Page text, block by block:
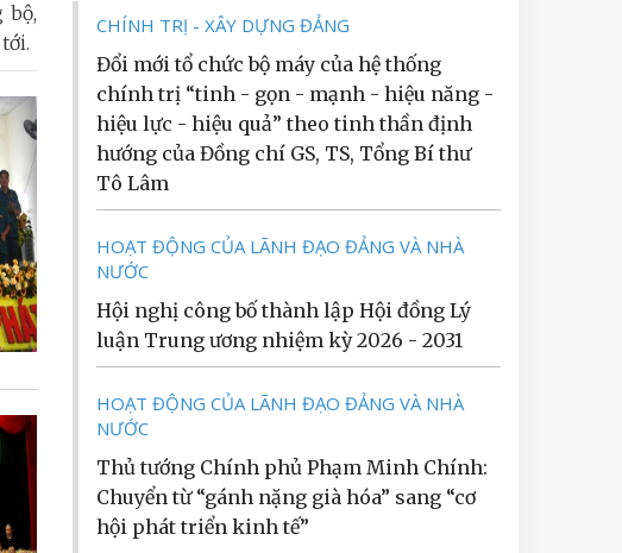
bộ,
CHÍNH TRỊ - XÂY DỰNG ĐẢNG
Đổi mới tổ chức bộ máy của hệ thống
chính trị “tinh - gọn - mạnh - hiệu năng -
hiệu lực - hiệu quả” theo tinh thần định
hướng của Đồng chí GS, TS, Tổng Bí thư
Tô Lâm
HOẠT ĐỘNG CỦA LÃNH ĐẠO ĐẢNG VÀ NHÀ
NƯỚC
Hội nghị công bố thành lập Hội đồng Lý
luận Trung ương nhiệm kỳ 2026 - 2031
HOẠT ĐỘNG CỦA LÃNH ĐẠO ĐẢNG VÀ NHÀ
NƯỚC
Thủ tướng Chính phủ Phạm Minh Chính:
Chuyển từ “gánh nặng già hóa” sang “cơ
hội phát triển kinh tế”